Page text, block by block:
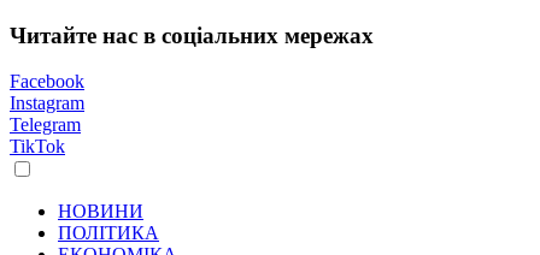
Читайте нас в соціальних мережах
Facebook
Instagram
Telegram
TikTok
НОВИНИ
ПОЛІТИКА